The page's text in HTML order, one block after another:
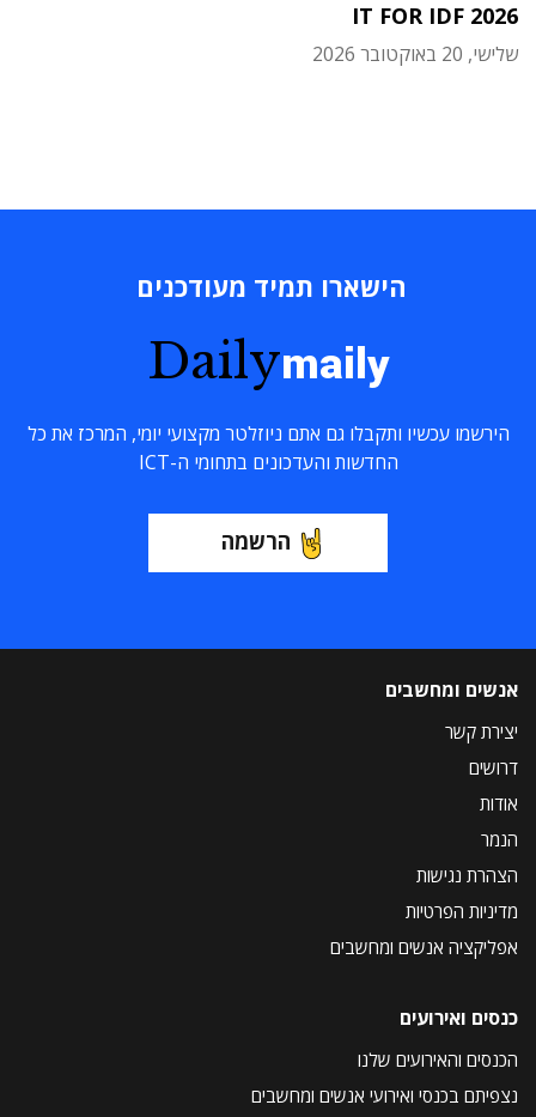
IT FOR IDF 2026
שלישי, 20 באוקטובר 2026
הישארו תמיד מעודכנים
Dailymaily
הירשמו עכשיו ותקבלו גם אתם ניוזלטר מקצועי יומי, המרכז את כל
החדשות והעדכונים בתחומי ה-ICT
הרשמה
אנשים ומחשבים
יצירת קשר
דרושים
אודות
הנמר
הצהרת נגישות
מדיניות הפרטיות
אפליקציה אנשים ומחשבים
כנסים ואירועים
הכנסים והאירועים שלנו
נצפיתם בכנסי ואירועי אנשים ומחשבים